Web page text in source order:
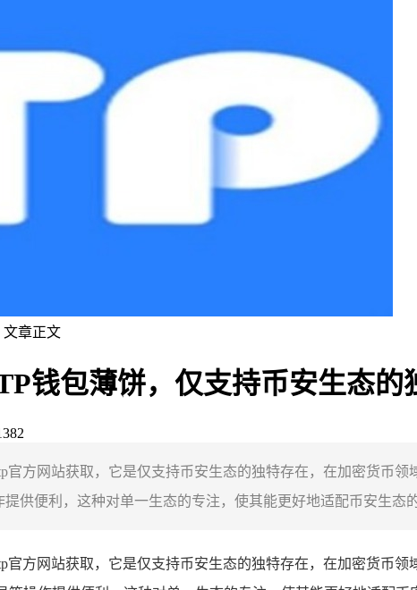
文章正文
钱包薄饼，仅支持币安生态的
官方网站获取，它是仅支持币安生态的独特存在，在加密货币
供便利，这种对单一生态的专注，使其能更好地适配币安生
官方网站获取，它是仅支持币安生态的独特存在，在加密货币